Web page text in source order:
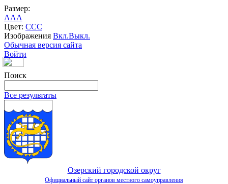
Размер:
AAA
Цвет: CCC
Изображения Вкл.Выкл.
Обычная версия сайта
Войти
Поиск
Все результаты
Озерский городской округ
Официальный сайт органов местного самоуправления